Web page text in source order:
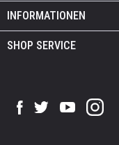
INFORMATIONEN
SHOP SERVICE